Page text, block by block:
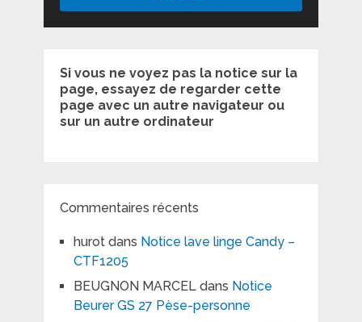
Si vous ne voyez pas la notice sur la
page, essayez de regarder cette
page avec un autre navigateur ou
sur un autre ordinateur
Commentaires récents
hurotdans Notice lave linge Candy –
CTF1205
BEUGNON MARCELdans Notice
Beurer GS 27 Pèse-personne